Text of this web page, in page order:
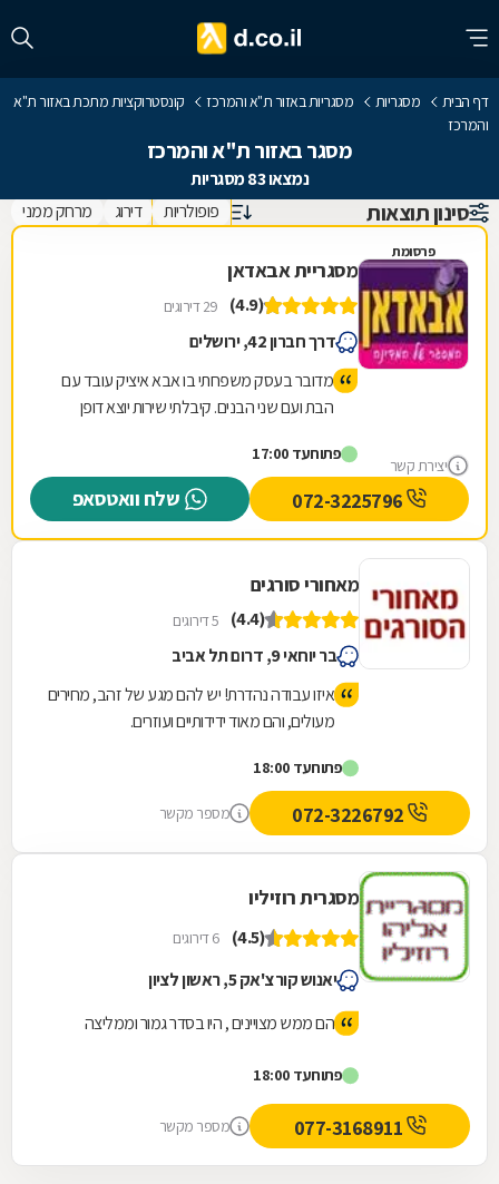
דף הבית מסגריות מסגריות באזור ת"א והמרכז
קונסטרוקציות מתכת באזור ת"א
והמרכז
מסגר באזור ת"א והמרכז
נמצאו 83 מסגריות
סינון תוצאות פופולריות דירוג מרחק ממני
פרסומת
יצירת קשר
מסגריית אבאדאן
(4.9) 29 דירוגים
דרך חברון 42, ירושלים
מדובר בעסק משפחתי בו אבא איציק עובד עם
הבת ועם שני הבנים. קיבלתי שירות יוצא דופן
תוך חצי שעה מוצר שביקשתי וזאת ממש בזול.
טיב המוצר מעולה. כמו כן ביקרתי בחנות שלהם
עם מבחר ענק של רהיטי גן ועוד המון דברים
חיוניים. החנות נמצצת ברחוב הרכב 46.
פתוחעד 17:00
שלח וואטסאפ
מאחורי סורגים
(4.4) 5 דירוגים
בר יוחאי 9, דרום תל אביב
איזו עבודה נהדרת! יש להם מגע של זהב, מחירים
מעולים, והם מאוד ידידותיים ועוזרים.
פתוחעד 18:00
מספר מקשר
מסגרית רוזיליו
(4.5) 6 דירוגים
יאנוש קורצ'אק 5, ראשון לציון
הם ממש מצויינים , היו בסדר גמור וממליצה
פתוחעד 18:00
מספר מקשר